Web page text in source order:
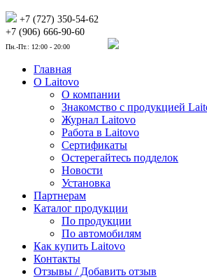
+7 (727) 350-54-62
+7 (906) 666-90-60
Пн.-Пт.: 12:00 - 20:00
Главная
О Laitovo
О компании
Знакомство с продукцией
Журнал Laitovo
Работа в Laitovo
Сертификаты
Остерегайтесь подделок
Новости
Установка
Партнерам
Каталог продукции
По продукции
По автомобилям
Как купить Laitovo
Контакты
Отзывы / Добавить отзыв